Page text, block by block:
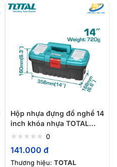
Hộp nhựa đựng đồ nghề 14
inch khóa nhựa TOTAL
TPBX0141
0
141.000 đ
Thương hiệu: TOTAL